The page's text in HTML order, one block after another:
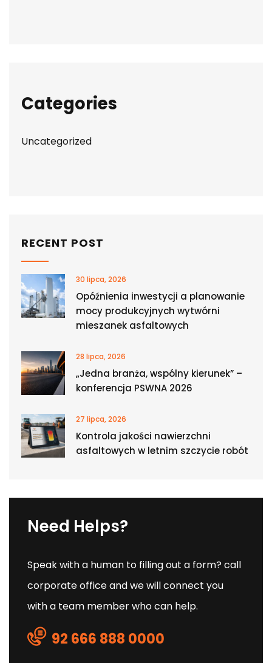
Categories
Uncategorized
RECENT POST
30 lipca, 2026
Opóźnienia inwestycji a planowanie
mocy produkcyjnych wytwórni
mieszanek asfaltowych
28 lipca, 2026
„Jedna branża, wspólny kierunek” –
konferencja PSWNA 2026
27 lipca, 2026
Kontrola jakości nawierzchni
asfaltowych w letnim szczycie robót
Need Helps?
Speak with a human to filling out a form? call
corporate office and we will connect you
with a team member who can help.
92 666 888 0000